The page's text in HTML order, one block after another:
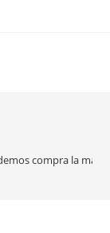
compra la